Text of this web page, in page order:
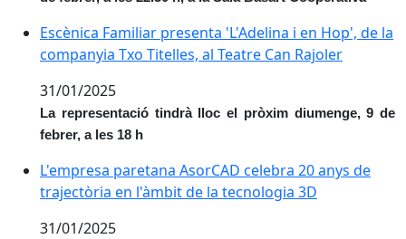
Escènica Familiar presenta 'L'Adelina i en Hop', de la
Escènica Familiar presenta 'L'Adelina i en Hop', de la
companyia Txo Titelles, al Teatre Can Rajoler
31/01/2025
La representació tindrà lloc el pròxim diumenge, 9 de
febrer, a les 18 h
L'empresa paretana AsorCAD celebra 20 anys de
L'empresa paretana AsorCAD celebra 20 anys de
trajectòria en l'àmbit de la tecnologia 3D
31/01/2025